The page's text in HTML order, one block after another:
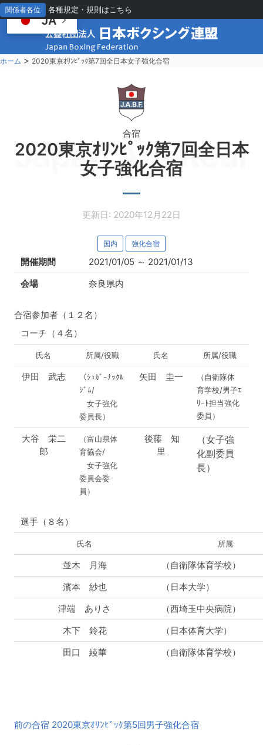
関係者各位 各種規定・規則はこちら
ホーム > 2020東京ｵﾘﾝﾋﾟｯｸ第7回全日本女子強化合宿
Japan Amateur
合宿
2020東京ｵﾘﾝﾋﾟｯｸ第7回全日本
女子強化合宿
更新日: 2020年12月22日
国内 強化合宿
開催期間 2021/01/05 ～ 2021/01/13
会場
奈良県内
合宿参加者（１２名）
コーチ（４名）
氏名 所属/役職 氏名 所属/役職
伊田 武志
（ｼｭｶﾞｰﾅｯｸﾙ
ｼﾞﾑ/
女子強化
委員長）
矢田 圭一
（自衛隊体
育学校/男子ｴ
ﾘｰﾄ担当強化
委員）
大谷 栄二
郎
（富山県体
育協会/
女子強化
委員会委
員）
後藤 知
里
（女子強
化副委員
長）
選手（８名）
氏名 所属
並木 月海
（自衛隊体育学校）
濱本 紗也
（日本大学）
津端 ありさ
（西埼玉中央病院）
木下 鈴花
（日本体育大学）
田口 綾華
（自衛隊体育学校）
後
前の合宿 2020東京ｵﾘﾝﾋﾟｯｸ第5回男子強化合宿
JA